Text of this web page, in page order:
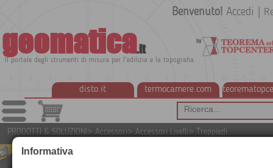
geomatica.it
Il portale degli strumenti di misura per l'edilizia e la topografia
disto.it termocamere.com
Benvenuto! Accedi
PRODOTTI & SOLUZIONI> Accessori> Accessori Livelli> Treppiedi
Informativa